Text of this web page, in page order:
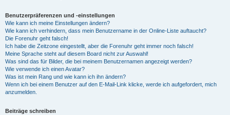
Benutzerpräferenzen und -einstellungen
Wie kann ich meine Einstellungen ändern?
Wie kann ich verhindern, dass mein Benutzername in der Online-Liste auftaucht?
Die Forenuhr geht falsch!
Ich habe die Zeitzone eingestellt, aber die Forenuhr geht immer noch falsch!
Meine Sprache steht auf diesem Board nicht zur Auswahl!
Was sind das für Bilder, die bei meinem Benutzernamen angezeigt werden?
Wie verwende ich einen Avatar?
Was ist mein Rang und wie kann ich ihn ändern?
Wenn ich bei einem Benutzer auf den E-Mail-Link klicke, werde ich aufgefordert, mich
anzumelden.
Beiträge schreiben